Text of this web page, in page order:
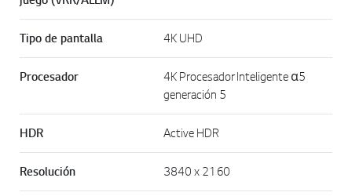
Tipo de pantalla 4K UHD
Procesador
4K Procesador Inteligente α5
generación 5
HDR Active HDR
Resolución 3840 x 2160